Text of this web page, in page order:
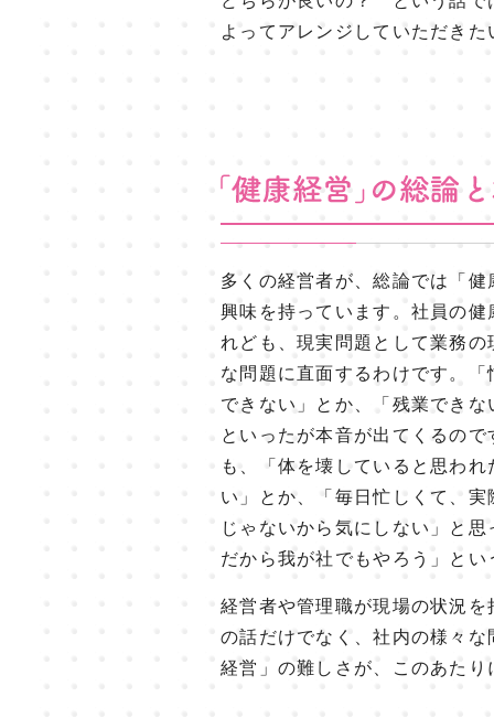
よってアレンジしていただき
多くの経営者が、総論では「
興味を持っています。社員の
れども、現実問題として業務
な問題に直面するわけです。
できない」とか、「残業でき
といったが本音が出てくるの
も、「体を壊していると思わ
い」とか、「毎日忙しくて、
じゃないから気にしない」と
だから我が社でもやろう」と
経営者や管理職が現場の状況
の話だけでなく、社内の様々
経営」の難しさが、このあた